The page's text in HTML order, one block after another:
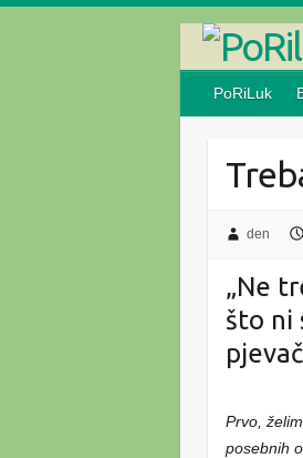
PoRiLuk
den
„Ne
što ni
Prvo,
posebnih